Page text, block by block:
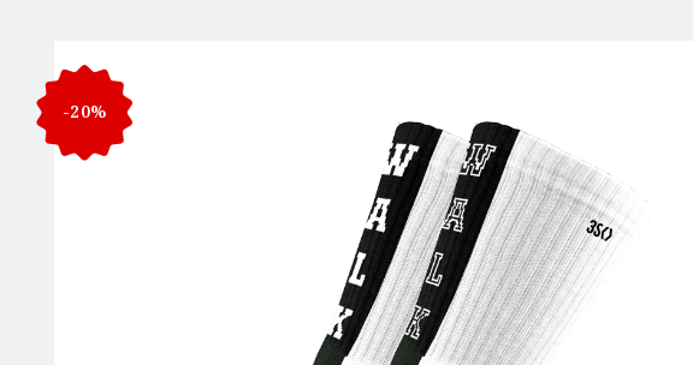
-20%